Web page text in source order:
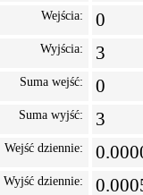
Wejścia: 0
Wyjścia: 3
Suma wejść: 0
Suma wyjść: 3
Wejść dziennie:
Wyjść dziennie: